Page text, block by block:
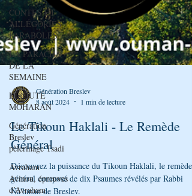
CONTES ET
ALLÉGORIES -
PARABOLES
LA PARACHA
DE LA
SEMAINE
LIKOUTÉ
MOHARAN
Génération
Breslev
pèlerinage Tsadi
Avraham
Avinou, épreuves
d’Avraham
8 août 2024
1 min de lecture
Le Tikoun Haklali - Le Remède
Général
Découvrez la puissance du Tikoun Haklali, le remède